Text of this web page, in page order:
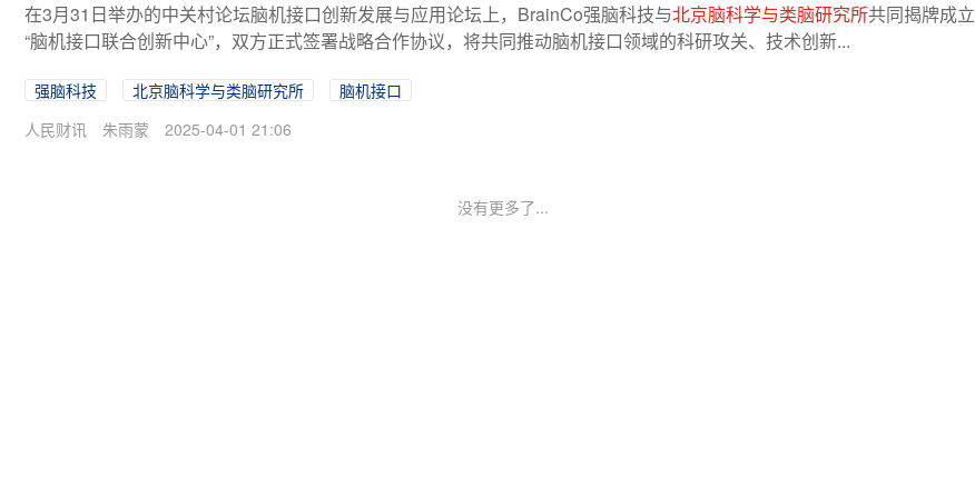
在3月31日举办的中关村论坛脑机接口创新发展与应用论坛上，BrainCo强脑科技与北京脑科学与类脑研究所共同揭牌成立
“脑机接口联合创新中心”，双方正式签署战略合作协议，将共同推动脑机接口领域的科研攻关、技术创新...
强脑科技 北京脑科学与类脑研究所
脑机接口
人民财讯
朱雨蒙 2025-04-01 21:06
没有更多了...